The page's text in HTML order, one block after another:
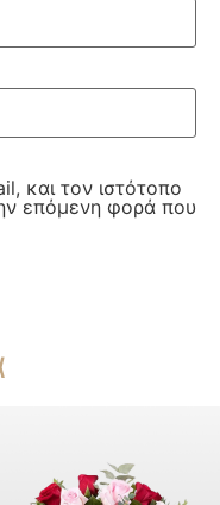
και τον ιστότοπο
επόμενη φορά που